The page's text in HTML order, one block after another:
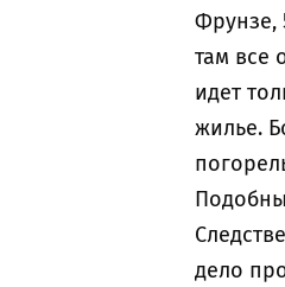
Фрунзе,
там все
идет
жилье.
дело